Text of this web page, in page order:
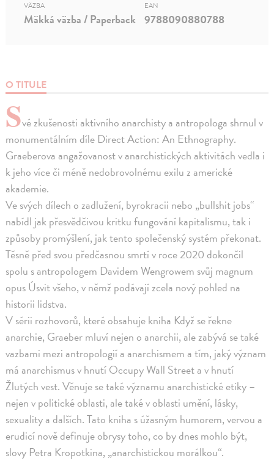
O TITULE
Své zkušenosti aktivního anarchisty a antropologa shrnul v
monumentálním díle Direct Action: An Ethnography.
Graeberova angažovanost v anarchistických aktivitách vedla i
k jeho více či méně nedobrovolnému exilu z americké
akademie.
Ve svých dílech o zadlužení, byrokracii nebo „bullshit jobs“
nabídl jak přesvědčivou kritku fungování kapitalismu, tak i
způsoby promýšlení, jak tento společenský systém překonat.
Těsně před svou předčasnou smrtí v roce 2020 dokončil
spolu s antropologem Davidem Wengrowem svůj magnum
opus Úsvit všeho, v němž podávají zcela nový pohled na
historii lidstva.
V sérii rozhovorů, které obsahuje kniha Když se řekne
anarchie, Graeber mluví nejen o anarchii, ale zabývá se také
vazbami mezi antropologií a anarchismem a tím, jaký význam
má anarchismus v hnutí Occupy Wall Street a v hnutí
Žlutých vest. Věnuje se také významu anarchistické etiky –
nejen v politické oblasti, ale také v oblasti umění, lásky,
sexuality a dalších. Tato kniha s úžasným humorem, vervou a
erudicí nově definuje obrysy toho, co by dnes mohlo být,
slovy Petra Kropotkina, „anarchistickou morálkou“.
VÄZBA
Mäkká väzba / Paperback
EAN
9788090880788